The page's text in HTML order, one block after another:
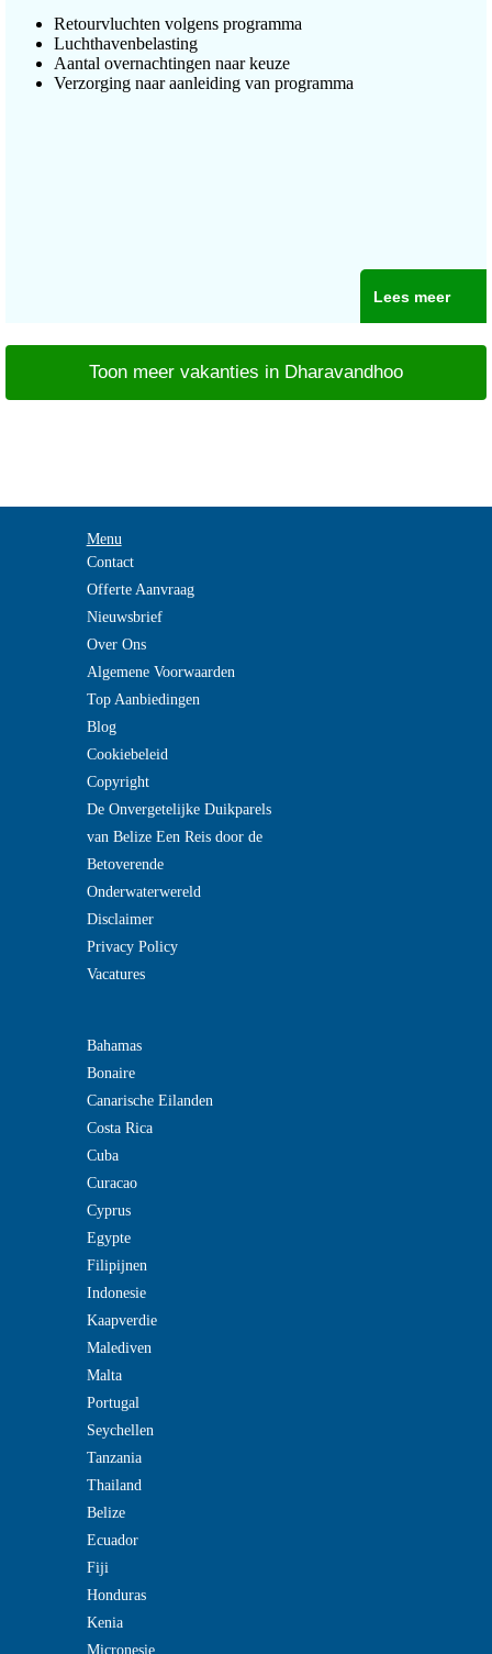
Retourvluchten volgens programma
Luchthavenbelasting
Aantal overnachtingen naar keuze
Verzorging naar aanleiding van programma
Lees meer
Toon meer vakanties in Dharavandhoo
Menu
Contact
Offerte Aanvraag
Nieuwsbrief
Over Ons
Algemene Voorwaarden
Top Aanbiedingen
Blog
Cookiebeleid
Copyright
De Onvergetelijke Duikparels
van Belize Een Reis door de
Betoverende
Onderwaterwereld
Disclaimer
Privacy Policy
Vacatures
Bahamas
Bonaire
Canarische Eilanden
Costa Rica
Cuba
Curacao
Cyprus
Egypte
Filipijnen
Indonesie
Kaapverdie
Malediven
Malta
Portugal
Seychellen
Tanzania
Thailand
Belize
Ecuador
Fiji
Honduras
Kenia
Micronesie